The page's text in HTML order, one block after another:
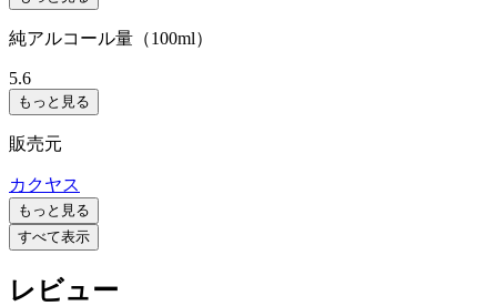
純アルコール量（100ml）
5.6
もっと見る
販売元
カクヤス
もっと見る
すべて表示
レビュー